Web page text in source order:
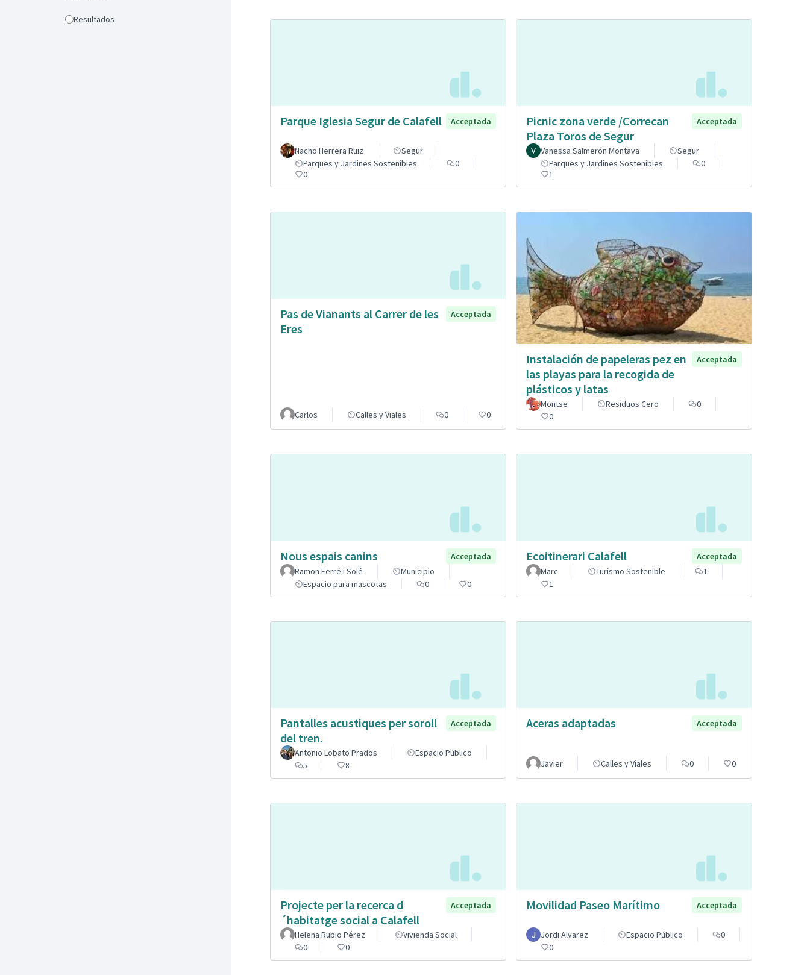
Resultados
Parque Iglesia Segur de Calafell Acceptada
Nacho Herrera Ruiz
Segur
Parques y Jardines Sostenibles
0
0
Picnic zona verde /Correcan
Plaza Toros de Segur
Acceptada
Vanessa Salmerón Montava
Segur
Parques y Jardines Sostenibles
0
1
Pas de Vianants al Carrer de les
Eres
Acceptada
Carlos Calles y Viales 0 0
Instalación de papeleras pez en
las playas para la recogida de
plásticos y latas
Acceptada
Montse Residuos Cero
0
0
Nous espais canins
Acceptada
Ramon Ferré i Solé
Municipio
Espacio para mascotas
0 0
Ecoitinerari Calafell
Acceptada
Marc
Turismo Sostenible
1
1
Pantalles acustiques per soroll
del tren.
Acceptada
Antonio Lobato Prados
Espacio Público
5
8
Aceras adaptadas Acceptada
Javier Calles y Viales 0 0
Projecte per la recerca d
´habitatge social a Calafell
Acceptada
Helena Rubio Pérez
Vivienda Social
0
0
Movilidad Paseo Marítimo Acceptada
Jordi Alvarez Espacio Público
0
0